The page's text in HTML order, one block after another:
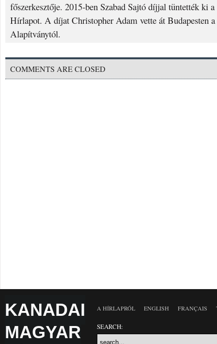
főszerkesztője. 2015-ben Szabad Sajtó díjjal tüntették ki
Hírlapot. A díjat Christopher Adam vette át Budapesten a
Alapítványtól.
COMMENTS ARE CLOSED
KANADAI
MAGYAR
A HÍRLAPRÓL ENGLISH FRANÇAIS
SEARCH: